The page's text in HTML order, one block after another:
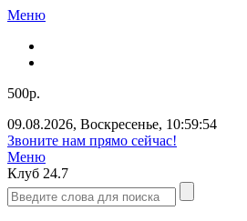
Меню
500р.
09.08.2026, Воскресенье, 10:59:55
Звоните нам прямо сейчас!
Меню
Клуб 24.7